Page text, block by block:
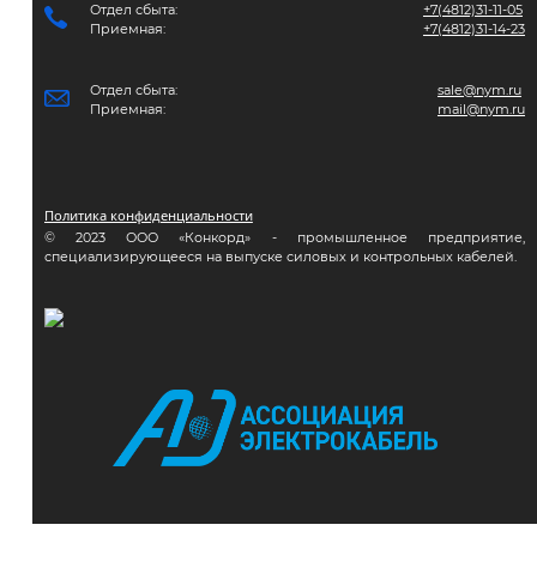
Отдел сбыта:
Приемная:
+7(4812)31-11-05
+7(4812)31-14-23
Отдел сбыта:
Приемная:
sale@nym.ru
mail@nym.ru
Политика конфиденциальности
© 2023 ООО «Конкорд» - промышленное предприятие,
специализирующееся на выпуске силовых и контрольных кабелей.